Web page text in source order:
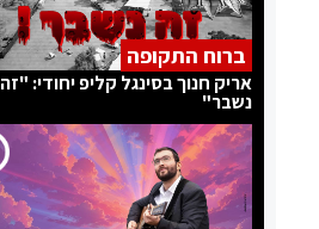
ברוח התקופה
אריק חנוך בסינגל קליפ יחודי: "זה
נשבר"